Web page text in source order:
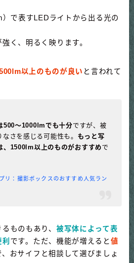
で表すLEDライトから出る光の
く、明るく映ります。
以上のものが良い と言われて
500～1000lmでも十分ですが、被
さを感じる可能性も。 もっと写
、1500lm以上のものがおすすめ で
リ：撮影ボックスのおすすめ人気ラン
ものもあり、 被写体によって表
です。ただ、機能が増えると値
、おサイフと相談して選びましょ